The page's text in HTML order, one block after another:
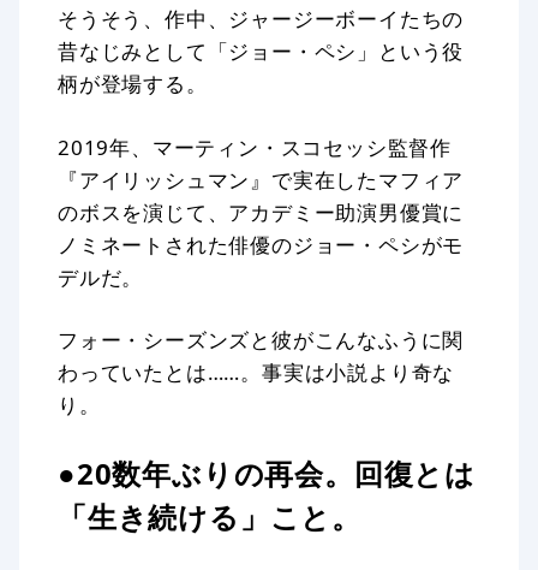
そうそう、作中、ジャージーボーイたちの
昔なじみとして「ジョー・ペシ」という役
柄が登場する。
2019年、マーティン・スコセッシ監督作
『アイリッシュマン』で実在したマフィア
のボスを演じて、アカデミー助演男優賞に
ノミネートされた俳優のジョー・ペシがモ
デルだ。
フォー・シーズンズと彼がこんなふうに関
わっていたとは……。事実は小説より奇な
り。
●20数年ぶりの再会。回復とは
「生き続ける」こと。